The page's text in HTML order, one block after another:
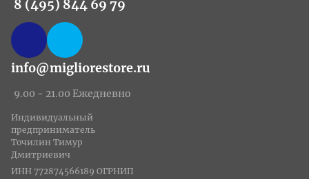
8 (495) 844 69 79
info@migliorestore.ru
9.00 - 21.00 Ежедневно
Индивидуальный
предприниматель
Точилин Тимур
Дмитриевич
ИНН 772874566189 ОГРНИП